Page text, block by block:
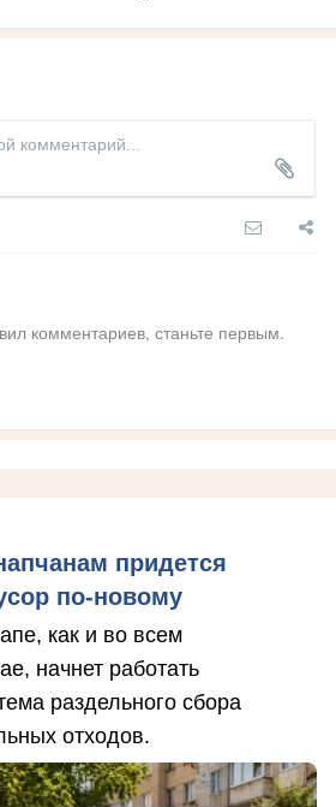
комментариев, станьте первым.
придется
по-новому
как и во всем
начнет работать
раздельного сбора
отходов.